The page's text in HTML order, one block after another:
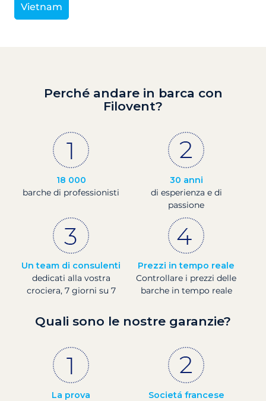
Vietnam
Perché andare in barca con
Filovent?
18 000
barche di professionisti
30 anni
di esperienza e di
passione
Un team di consulenti
dedicati alla vostra
crociera, 7 giorni su 7
Prezzi in tempo reale
Controllare i prezzi delle
barche in tempo reale
Quali sono le nostre garanzie?
La prova
Societá francese